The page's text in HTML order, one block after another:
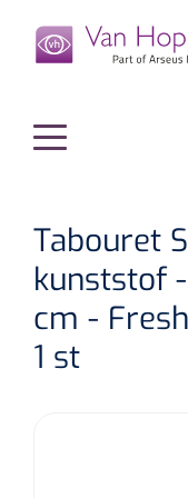
Chirurgie
Chirurgisch
Diagnostiek
FILTEREN
Tabouret
kunststof
cm -
1 st